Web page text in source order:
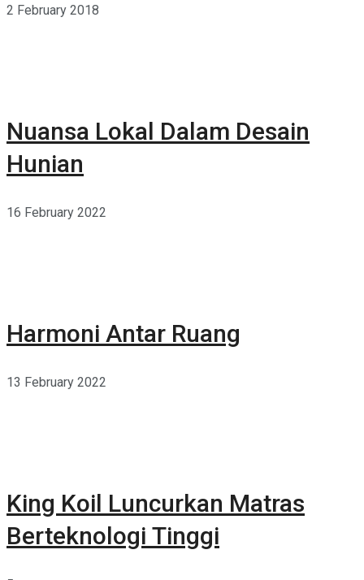
2 February 2018
Nuansa Lokal Dalam Desain
Hunian
16 February 2022
Harmoni Antar Ruang
13 February 2022
King Koil Luncurkan Matras
Berteknologi Tinggi